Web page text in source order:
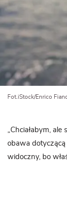
Fot.iStock/Enrico
„Chciałabym,
obawa dotyczącą
widoczny, bo